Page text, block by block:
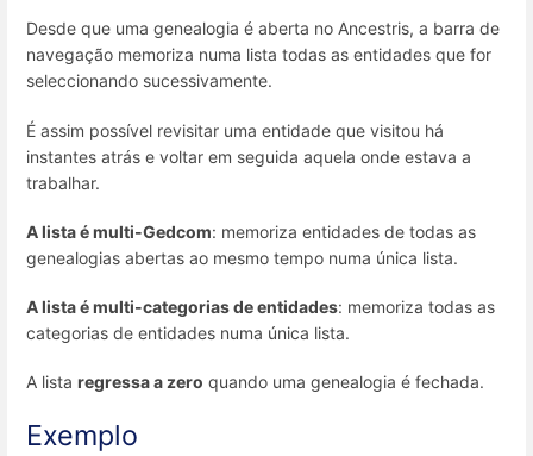
Desde que uma genealogia é aberta no Ancestris, a barra de
navegação memoriza numa lista todas as entidades que for
seleccionando sucessivamente.
É assim possível revisitar uma entidade que visitou há
instantes atrás e voltar em seguida aquela onde estava a
trabalhar.
A lista é multi-Gedcom: memoriza entidades de todas as
genealogias abertas ao mesmo tempo numa única lista.
A lista é multi-categorias de entidades: memoriza todas as
categorias de entidades numa única lista.
A lista regressa a zero quando uma genealogia é fechada.
Exemplo